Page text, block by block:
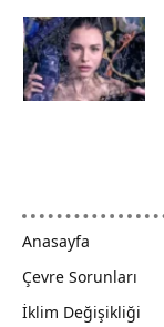
Anasayfa
Çevre Sorunları
İklim Değişikliği